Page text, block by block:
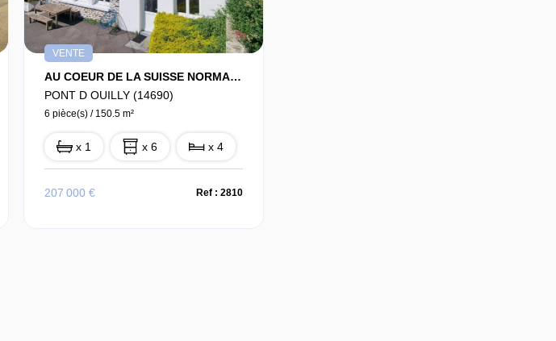
VENTE
AU COEUR DE LA SUISSE NORMANDE !
PONT D OUILLY (14690)
6 pièce(s) / 150.5 m²
x 1 x 6 x 4
207 000 € Ref : 2810